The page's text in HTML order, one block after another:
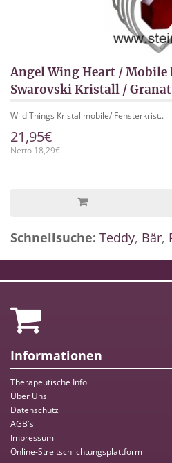
Angel Wing Heart / Mobile
Swarovski Kristall / Granat
Wild Things Kristallmobile/ Fensterkrist..
21,95€
Netto 18,29€
Schnellsuche: Teddy, Bär,
Informationen
Therapeutische Info
Über Uns
Datenschutz
AGB´s
Impressum
Online-Streitschlichtungsplattform